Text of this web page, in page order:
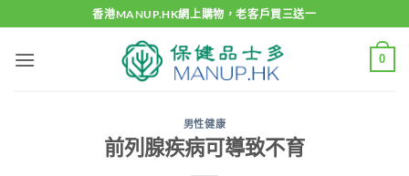
to
content
香港MANUP.HK網上購物，老客戶買三送一
0
男性健康
前列腺疾病可導致不育